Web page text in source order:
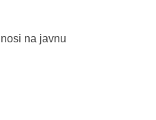
na javnu